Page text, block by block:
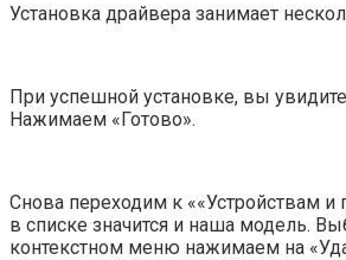
Установка драйвера занимает
При успешной установке, вы
Нажимаем «Готово».
Снова переходим к ««Устройствам и
в списке значится и наша модель.
контекстном меню нажимаем на